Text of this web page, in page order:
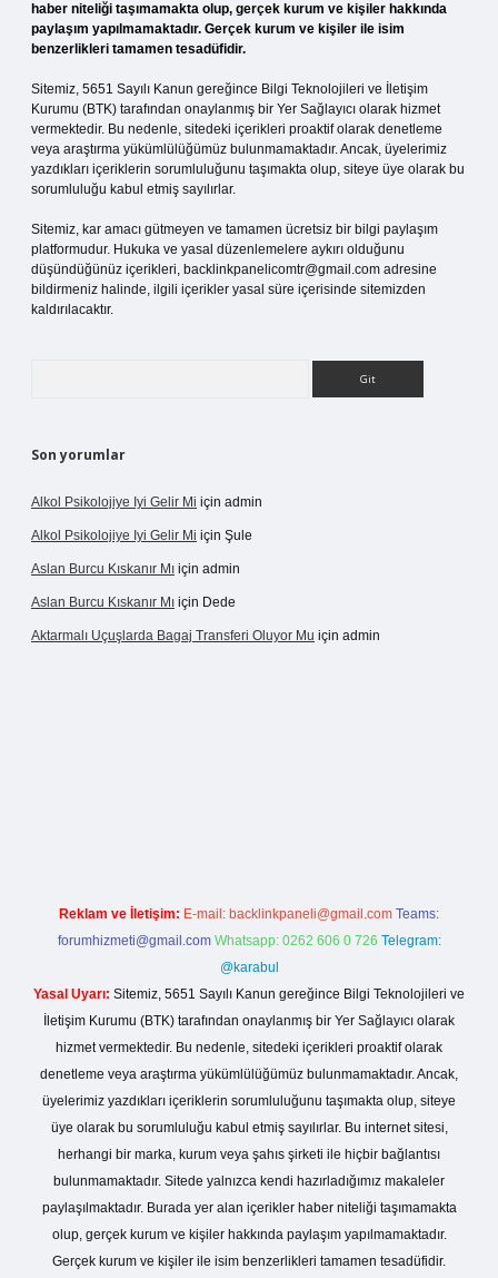
haber niteliği taşımamakta olup, gerçek kurum ve kişiler hakkında
paylaşım yapılmamaktadır. Gerçek kurum ve kişiler ile isim
benzerlikleri tamamen tesadüfidir.
Sitemiz, 5651 Sayılı Kanun gereğince Bilgi Teknolojileri ve İletişim
Kurumu (BTK) tarafından onaylanmış bir Yer Sağlayıcı olarak hizmet
vermektedir. Bu nedenle, sitedeki içerikleri proaktif olarak denetleme
veya araştırma yükümlülüğümüz bulunmamaktadır. Ancak, üyelerimiz
yazdıkları içeriklerin sorumluluğunu taşımakta olup, siteye üye olarak bu
sorumluluğu kabul etmiş sayılırlar.
Sitemiz, kar amacı gütmeyen ve tamamen ücretsiz bir bilgi paylaşım
platformudur. Hukuka ve yasal düzenlemelere aykırı olduğunu
düşündüğünüz içerikleri, backlinkpanelicomtr@gmail.com adresine
bildirmeniz halinde, ilgili içerikler yasal süre içerisinde sitemizden
kaldırılacaktır.
Son yorumlar
Alkol Psikolojiye Iyi Gelir Mi için admin
Alkol Psikolojiye Iyi Gelir Mi için Şule
Aslan Burcu Kıskanır Mı için admin
Aslan Burcu Kıskanır Mı için Dede
Aktarmalı Uçuşlarda Bagaj Transferi Oluyor Mu için admin
Reklam ve İletişim: E-mail: backlinkpaneli@gmail.com Teams:
forumhizmeti@gmail.com Whatsapp: 0262 606 0 726 Telegram:
@karabul
Yasal Uyarı: Sitemiz, 5651 Sayılı Kanun gereğince Bilgi Teknolojileri ve
İletişim Kurumu (BTK) tarafından onaylanmış bir Yer Sağlayıcı olarak
hizmet vermektedir. Bu nedenle, sitedeki içerikleri proaktif olarak
denetleme veya araştırma yükümlülüğümüz bulunmamaktadır. Ancak,
üyelerimiz yazdıkları içeriklerin sorumluluğunu taşımakta olup, siteye
üye olarak bu sorumluluğu kabul etmiş sayılırlar. Bu internet sitesi,
herhangi bir marka, kurum veya şahıs şirketi ile hiçbir bağlantısı
bulunmamaktadır. Sitede yalnızca kendi hazırladığımız makaleler
paylaşılmaktadır. Burada yer alan içerikler haber niteliği taşımamakta
olup, gerçek kurum ve kişiler hakkında paylaşım yapılmamaktadır.
Gerçek kurum ve kişiler ile isim benzerlikleri tamamen tesadüfidir.